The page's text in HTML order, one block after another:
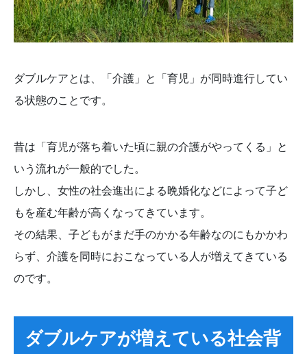
ダブルケアとは、「介護」と「育児」が同時進行してい
る状態のことです。
昔は「育児が落ち着いた頃に親の介護がやってくる」と
いう流れが一般的でした。
しかし、女性の社会進出による晩婚化などによって子ど
もを産む年齢が高くなってきています。
その結果、子どもがまだ手のかかる年齢なのにもかかわ
らず、介護を同時におこなっている人が増えてきている
のです。
ダブルケアが増えている社会背